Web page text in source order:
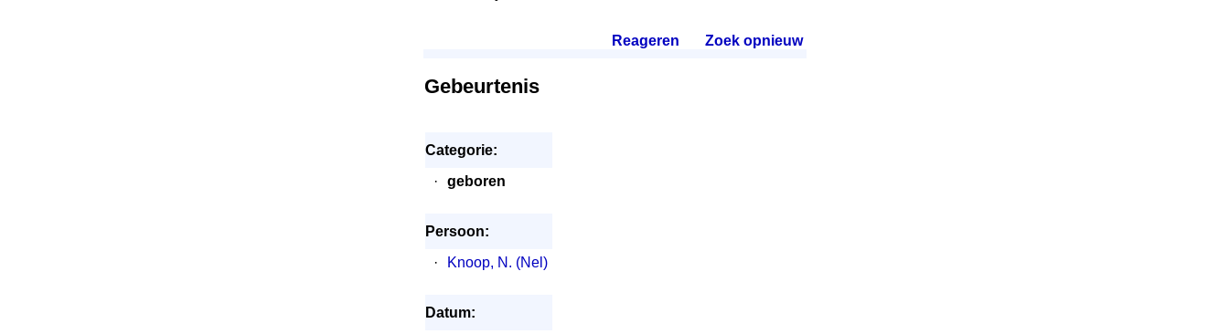
Reageren Zoek opnieuw.
Gebeurtenis
Categorie:
·
geboren
Persoon:
·
Knoop, N. (Nel)
Datum: